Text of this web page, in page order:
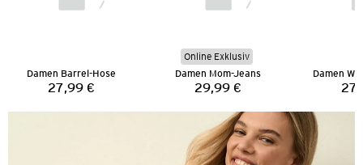
Damen Barrel-Hose
Preis:
27,99 €
Online Exklusiv
Damen Mom-Jeans
Preis:
29,99 €
Damen